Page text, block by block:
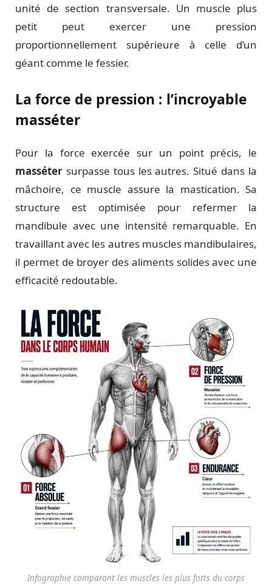
unité de section transversale. Un muscle plus
petit peut exercer une pression
proportionnellement supérieure à celle d’un
géant comme le fessier.
La force de pression : l’incroyable
masséter
Pour la force exercée sur un point précis, le
masséter surpasse tous les autres. Situé dans la
mâchoire, ce muscle assure la mastication. Sa
structure est optimisée pour refermer la
mandibule avec une intensité remarquable. En
travaillant avec les autres muscles mandibulaires,
il permet de broyer des aliments solides avec une
efficacité redoutable.
Infographie comparant les muscles les plus forts du corps